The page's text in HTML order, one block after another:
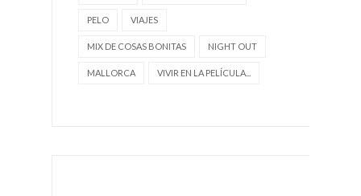
PELO VIAJES
MIX DE COSAS BONITAS NIGHT OUT
MALLORCA VIVIR EN LA PELÍCULA...